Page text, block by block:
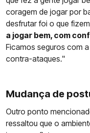
coragem de jogar por
desfrutar foi o que
a jogar bem, com
Ficamos seguros com
contra-ataques."
Mudança de
Outro ponto
ressaltou que o